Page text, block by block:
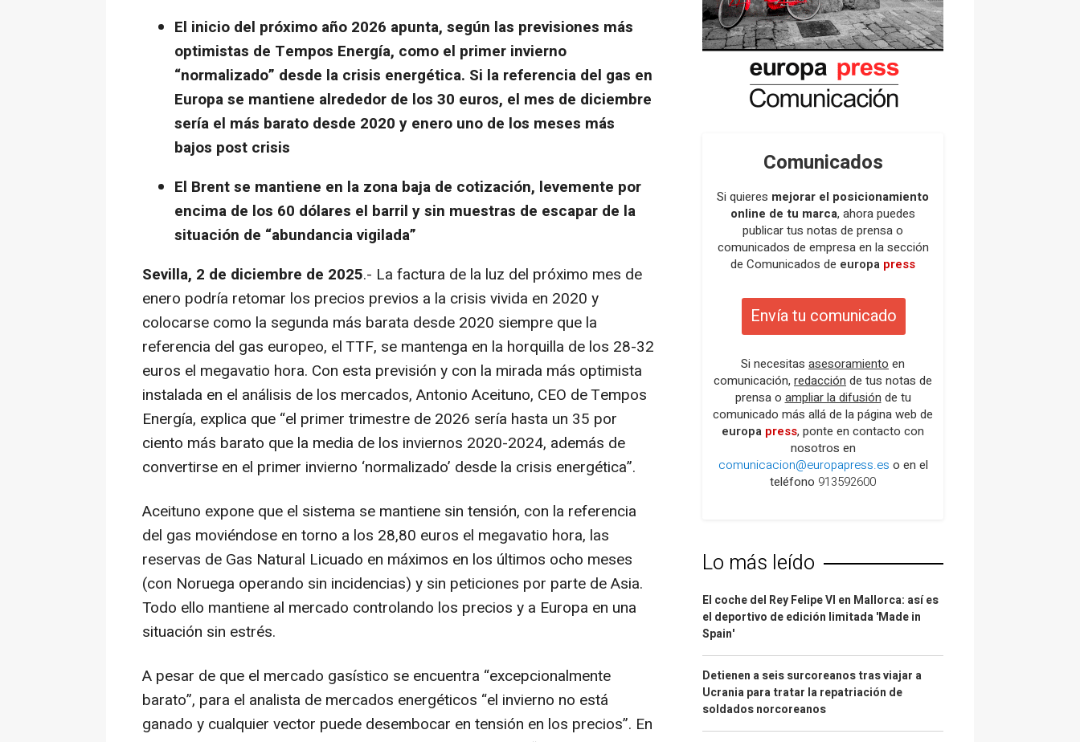
El inicio del próximo año 2026 apunta, según las previsiones más
optimistas de Tempos Energía, como el primer invierno
“normalizado” desde la crisis energética. Si la referencia del gas en
Europa se mantiene alrededor de los 30 euros, el mes de diciembre
sería el más barato desde 2020 y enero uno de los meses más
bajos post crisis
El Brent se mantiene en la zona baja de cotización, levemente por
encima de los 60 dólares el barril y sin muestras de escapar de la
situación de “abundancia vigilada”
Sevilla, 2 de diciembre de 2025.- La factura de la luz del próximo mes de
enero podría retomar los precios previos a la crisis vivida en 2020 y
colocarse como la segunda más barata desde 2020 siempre que la
referencia del gas europeo, el TTF, se mantenga en la horquilla de los 28-32
euros el megavatio hora. Con esta previsión y con la mirada más optimista
instalada en el análisis de los mercados, Antonio Aceituno, CEO de Tempos
Energía, explica que “el primer trimestre de 2026 sería hasta un 35 por
ciento más barato que la media de los inviernos 2020-2024, además de
convertirse en el primer invierno ‘normalizado’ desde la crisis energética”.
Aceituno expone que el sistema se mantiene sin tensión, con la referencia
del gas moviéndose en torno a los 28,80 euros el megavatio hora, las
reservas de Gas Natural Licuado en máximos en los últimos ocho meses
(con Noruega operando sin incidencias) y sin peticiones por parte de Asia.
Todo ello mantiene al mercado controlando los precios y a Europa en una
situación sin estrés.
A pesar de que el mercado gasístico se encuentra “excepcionalmente
barato”, para el analista de mercados energéticos “el invierno no está
ganado y cualquier vector puede desembocar en tensión en los precios”. En
Comunicados
Si quieres mejorar el posicionamiento
online de tu marca, ahora puedes
publicar tus notas de prensa o
comunicados de empresa en la sección
de Comunicados de europa press
Envía tu comunicado
Si necesitas asesoramiento en
comunicación, redacción de tus notas de
prensa o ampliar la difusión de tu
comunicado más allá de la página web de
europa press, ponte en contacto con
nosotros en
comunicacion@europapress.es o en el
teléfono 913592600
Lo más leído
El coche del Rey Felipe VI en Mallorca: así es
el deportivo de edición limitada 'Made in
Spain'
Detienen a seis surcoreanos tras viajar a
Ucrania para tratar la repatriación de
soldados norcoreanos